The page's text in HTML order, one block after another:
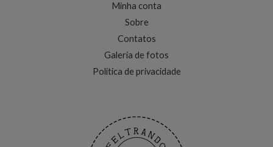
Minha conta
Sobre
Contatos
Galeria de fotos
Política de privacidade